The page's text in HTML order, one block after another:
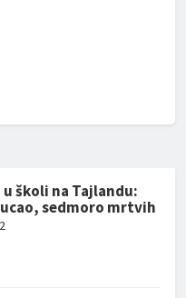
školi na Tajlandu:
sedmoro mrtvih